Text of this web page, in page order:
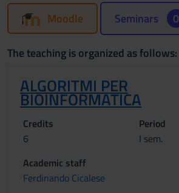
Moodle Seminars 0
The teaching is organized as follows:
ALGORITMI PER
BIOINFORMATICA
Credits
6
Period
I sem.
Academic staff
Ferdinando Cicalese